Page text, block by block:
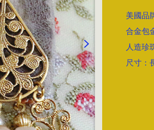
美國品
合金包
人造珍
尺寸：